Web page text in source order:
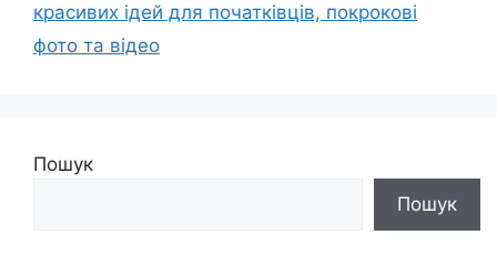
красивих ідей для початківців, покрокові
фото та відео
Пошук
Пошук